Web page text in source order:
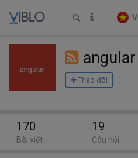
VI
angular
Theo dõi
170
Bài viết
19
Câu hỏi